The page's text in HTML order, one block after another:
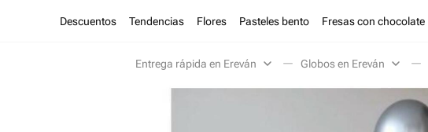
Descuentos Tendencias Flores Pasteles bento Fresas con chocolate
Entrega rápida en Ereván Globos en Ereván